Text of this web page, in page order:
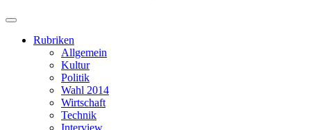
Suchfeld
ein-/ausblenden
Rubriken
Allgemein
Kultur
Politik
Wahl 2014
Wirtschaft
Technik